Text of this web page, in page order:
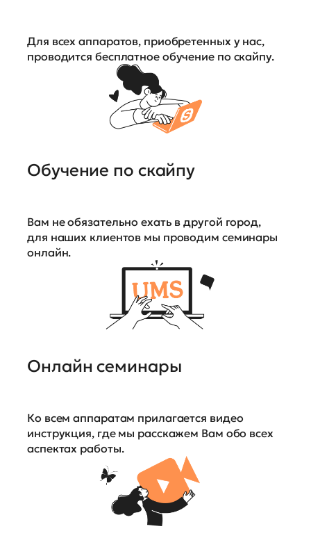
Для всех аппаратов, приобретенных у нас,
проводится бесплатное обучение по скайпу.
Обучение по скайпу
Вам не обязательно ехать в другой город,
для наших клиентов мы проводим семинары
онлайн.
Онлайн семинары
Ко всем аппаратам прилагается видео
инструкция, где мы расскажем Вам обо всех
аспектах работы.